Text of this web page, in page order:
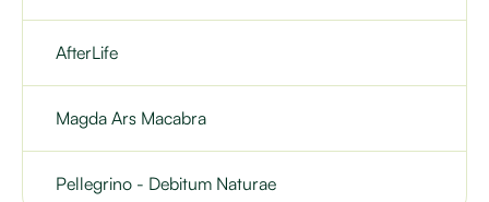
AfterLife
Magda Ars Macabra
Pellegrino - Debitum Naturae